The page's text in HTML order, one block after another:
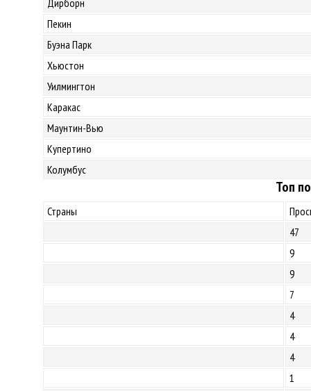
Дирборн
Пекин
Буэна Парк
Хьюстон
Уилмингтон
Каракас
Маунтин-Вью
Купертино
Колумбус
Топ
Страны
47
9
9
7
4
4
4
1